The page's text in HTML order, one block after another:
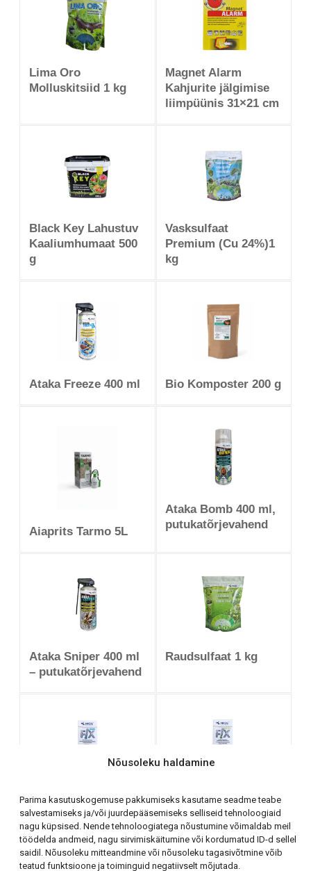
Nõusoleku haldamine
Parima kasutuskogemuse pakkumiseks kasutame seadme teabe
salvestamiseks ja/või juurdepääsemiseks selliseid tehnoloogiaid
nagu küpsised. Nende tehnoloogiatega nõustumine võimaldab meil
töödelda andmeid, nagu sirvimiskäitumine või kordumatud ID-d sellel
saidil. Nõusoleku mitteandmine või nõusoleku tagasivõtmine võib
teatud funktsioone ja toiminguid negatiivselt mõjutada.
Lima Oro
Molluskitsiid 1 kg
Magnet Alarm
Kahjurite jälgimise
liimpüünis 31×21 cm
Black Key Lahustuv
Kaaliumhumaat 500
g
Vasksulfaat
Premium (Cu 24%)1
kg
Ataka Freeze 400 ml Bio Komposter 200 g
Aiaprits Tarmo 5L
Ataka Bomb 400 ml,
putukatõrjevahend
Ataka Sniper 400 ml
– putukatõrjevahend
Raudsulfaat 1 kg
Fix Aiapihusti
pesuvahend 100 ml
Fix pH Väärtuste
stabilisaator 100 ml